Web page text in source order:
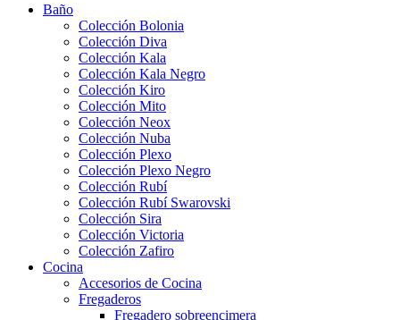
Baño
Colección Bolonia
Colección Diva
Colección Kala
Colección Kala Negro
Colección Kiro
Colección Mito
Colección Neox
Colección Nuba
Colección Plexo
Colección Plexo Negro
Colección Rubí
Colección Rubí Swarovski
Colección Sira
Colección Victoria
Colección Zafiro
Cocina
Accesorios de Cocina
Fregaderos
Fregadero sobreencimera